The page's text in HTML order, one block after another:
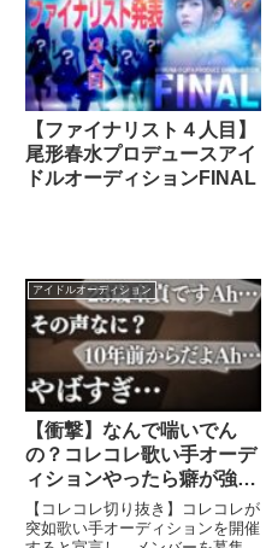
【ファイナリスト４人目】
尾形春水プロデュースアイ
ドルオーディションFINAL
アイドルオーディション
【衝撃】なんで喘いでん
の？コレコレ歌い手オーデ
ィションやったら癖が強す
ぎる変態凸者ばかりで大荒
れの神回にwww【前編】
【コレコレ切り抜き】コレコレが
突如歌い手オーディションを開催